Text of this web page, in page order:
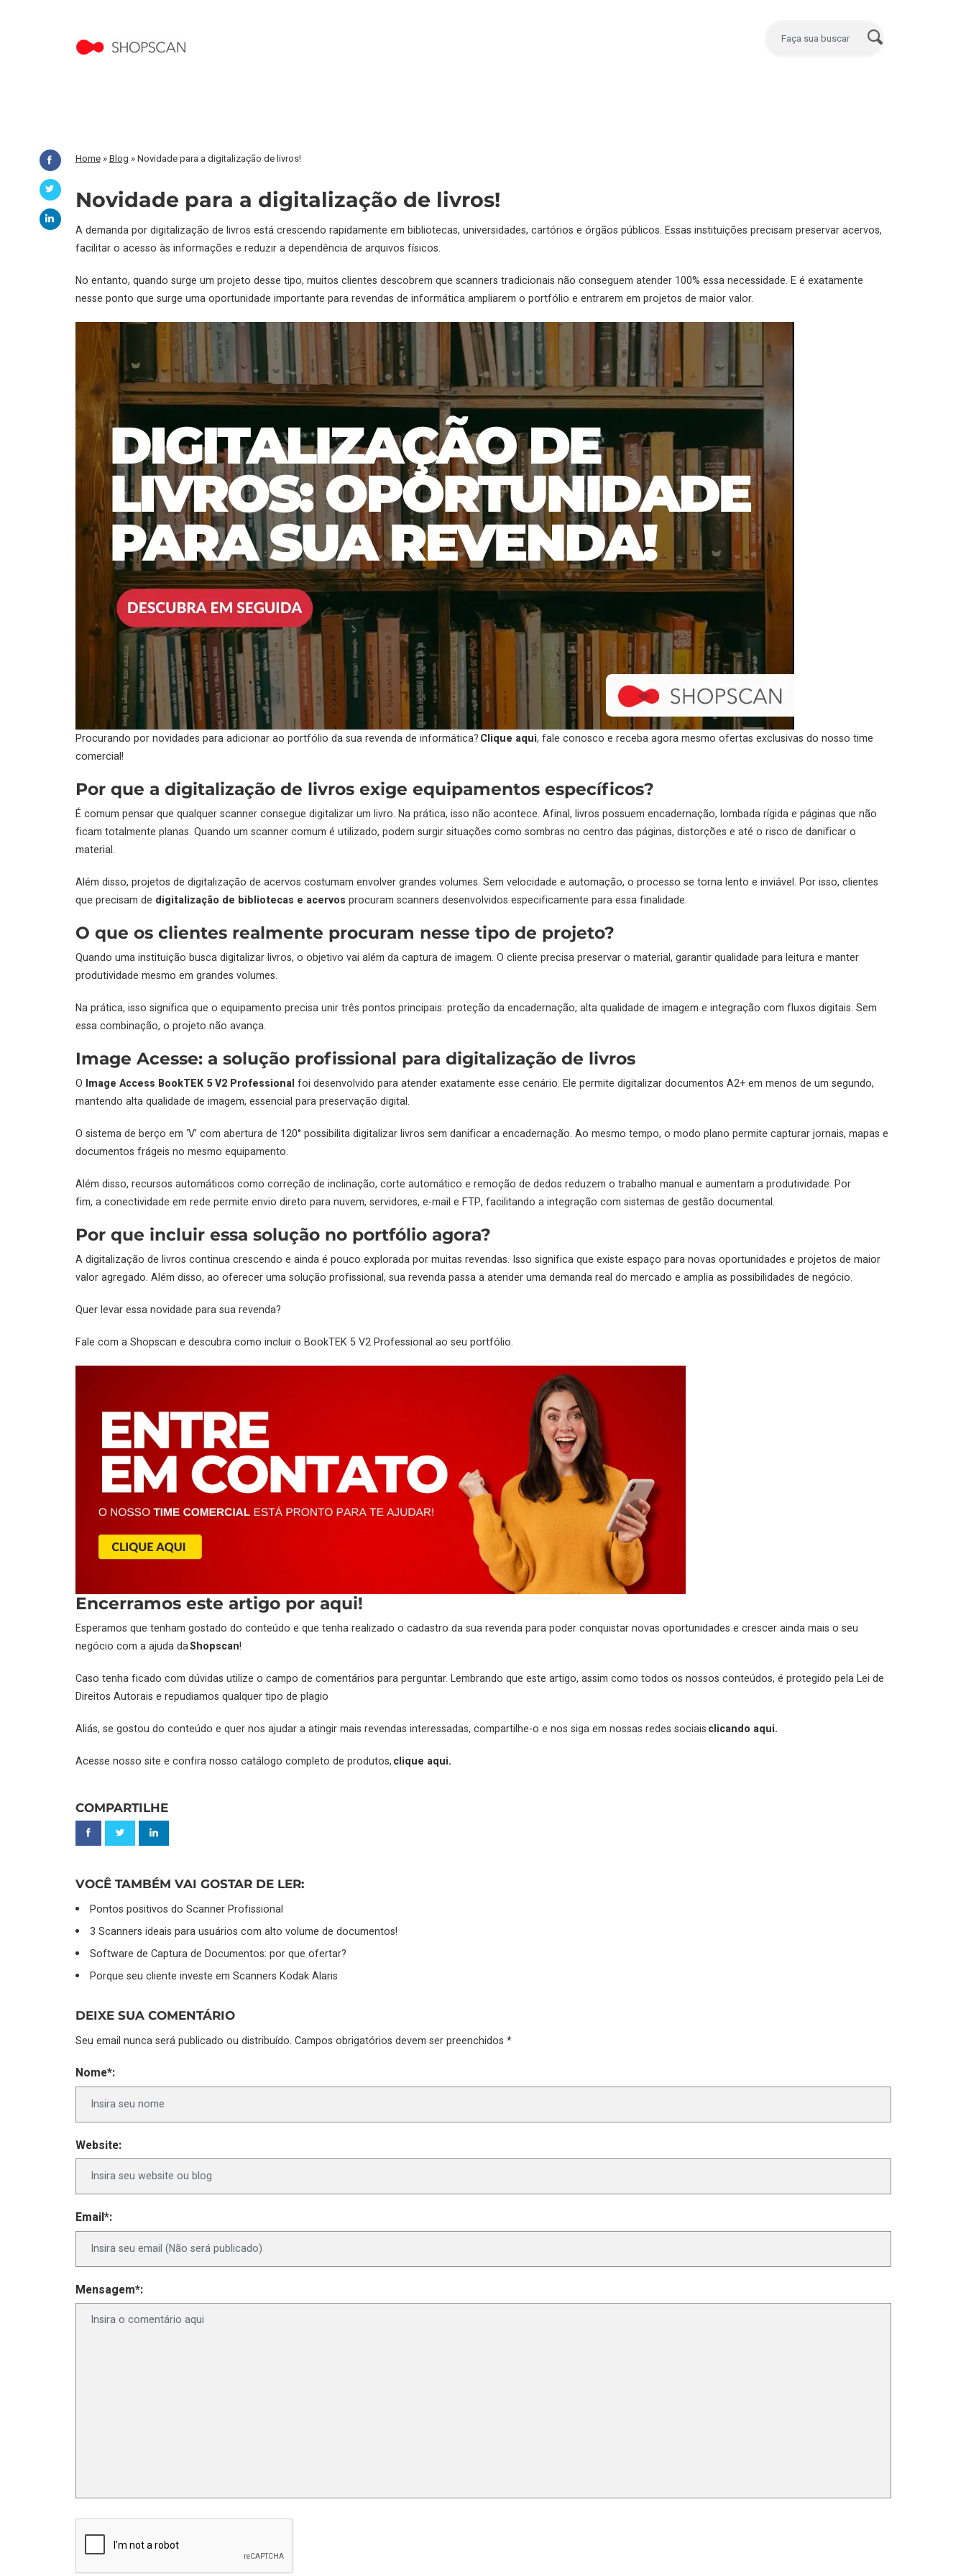
Home»Blog »Novidade para a digitalização de livros!
Novidade para a digitalização de livros!
A demanda por digitalização de livros está crescendo rapidamente em bibliotecas, universidades, cartórios e órgãos públicos. Essas instituições precisam preservar acervos,
facilitar o acesso às informações e reduzir a dependência de arquivos físicos.
No entanto, quando surge um projeto desse tipo, muitos clientes descobrem que scanners tradicionais não conseguem atender 100% essa necessidade. E é exatamente
nesse ponto que surge uma oportunidade importante para revendas de informática ampliarem o portfólio e entrarem em projetos de maior valor.
Procurando por novidades para adicionar ao portfólio da sua revenda de informática?Clique aqui, fale conosco e receba agora mesmo ofertas exclusivas do nosso time
comercial!
Por que a digitalização de livros exige equipamentos específicos?
É comum pensar que qualquer scanner consegue digitalizar um livro. Na prática, isso não acontece. Afinal, livros possuem encadernação, lombada rígida e páginas que não
ficam totalmente planas. Quando um scanner comum é utilizado, podem surgir situações como sombras no centro das páginas, distorções e até o risco de danificar o
material.
Além disso, projetos de digitalização de acervos costumam envolver grandes volumes. Sem velocidade e automação, o processo se torna lento e inviável. Por isso, clientes
que precisam de digitalização de bibliotecas e acervos procuram scanners desenvolvidos especificamente para essa finalidade.
O que os clientes realmente procuram nesse tipo de projeto?
Quando uma instituição busca digitalizar livros, o objetivo vai além da captura de imagem. O cliente precisa preservar o material, garantir qualidade para leitura e manter
produtividade mesmo em grandes volumes.
Na prática, isso significa que o equipamento precisa unir três pontos principais: proteção da encadernação, alta qualidade de imagem e integração com fluxos digitais. Sem
essa combinação, o projeto não avança.
Image Acesse: a solução profissional para digitalização de livros
O Image Access BookTEK 5 V2 Professional foi desenvolvido para atender exatamente esse cenário. Ele permite digitalizar documentos A2+ em menos de um segundo,
mantendo alta qualidade de imagem, essencial para preservação digital.
O sistema de berço em ‘V’ com abertura de 120° possibilita digitalizar livros sem danificar a encadernação. Ao mesmo tempo, o modo plano permite capturar jornais, mapas e
documentos frágeis no mesmo equipamento.
Além disso, recursos automáticos como correção de inclinação, corte automático e remoção de dedos reduzem o trabalho manual e aumentam a produtividade. Por
fim, a conectividade em rede permite envio direto para nuvem, servidores, e-mail e FTP, facilitando a integração com sistemas de gestão documental.
Por que incluir essa solução no portfólio agora?
A digitalização de livros continua crescendo e ainda é pouco explorada por muitas revendas. Isso significa que existe espaço para novas oportunidades e projetos de maior
valor agregado. Além disso, ao oferecer uma solução profissional, sua revenda passa a atender uma demanda real do mercado e amplia as possibilidades de negócio.
Quer levar essa novidade para sua revenda?
Fale com a Shopscan e descubra como incluir o BookTEK 5 V2 Professional ao seu portfólio.
Encerramos este artigo por aqui!
Esperamos que tenham gostado do conteúdo e que tenha realizado o cadastro da sua revenda para poder conquistar novas oportunidades e crescer ainda mais o seu
negócio com a ajuda daShopscan!
Caso tenha ficado com dúvidas utilize o campo de comentários para perguntar. Lembrando que este artigo, assim como todos os nossos conteúdos, é protegido pela Lei de
Direitos Autorais e repudiamos qualquer tipo de plagio
Aliás, se gostou do conteúdo e quer nos ajudar a atingir mais revendas interessadas, compartilhe-o e nos siga em nossas redes sociaisclicando aqui.
Acesse nosso site e confira nosso catálogo completo de produtos,clique aqui.
COMPARTILHE
VOCÊ TAMBÉM VAI GOSTAR DE LER:
Pontos positivos do Scanner Profissional
3 Scanners ideais para usuários com alto volume de documentos!
Software de Captura de Documentos: por que ofertar?
Porque seu cliente investe em Scanners Kodak Alaris
DEIXE SUA COMENTÁRIO
Seu email nunca será publicado ou distribuído. Campos obrigatórios devem ser preenchidos *
Nome*:
Website:
Email*:
Mensagem*: